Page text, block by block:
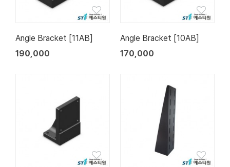
Angle Bracket [11AB]
190,000
Angle Bracket [10AB]
170,000